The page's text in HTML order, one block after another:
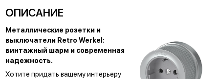
ОПИСАНИЕ
Металлические розетки и
выключатели Retro Werkel:
винтажный шарм и современная
надежность.
Хотите придать вашему интерьеру